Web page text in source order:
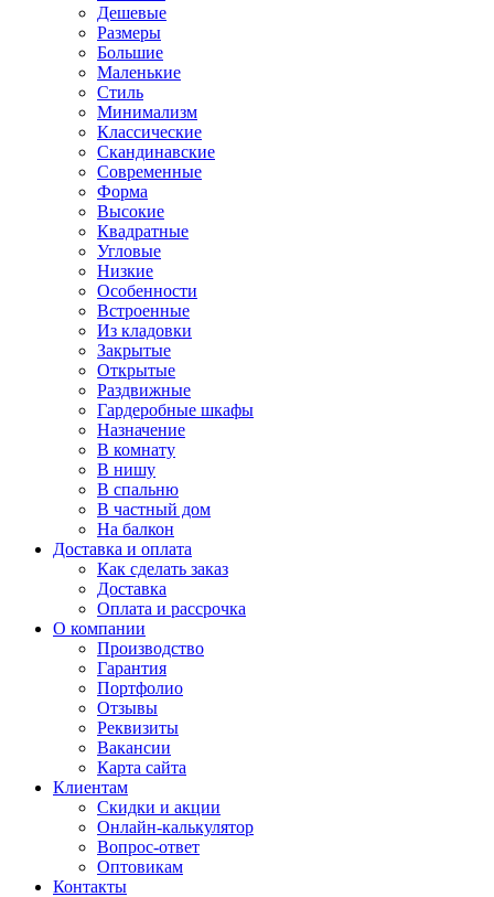
Дешевые
Размеры
Большие
Маленькие
Стиль
Минимализм
Классические
Скандинавские
Современные
Форма
Высокие
Квадратные
Угловые
Низкие
Особенности
Встроенные
Из кладовки
Закрытые
Открытые
Раздвижные
Гардеробные шкафы
Назначение
В комнату
В нишу
В спальню
В частный дом
На балкон
Доставка и оплата
Как сделать заказ
Доставка
Оплата и рассрочка
О компании
Производство
Гарантия
Портфолио
Отзывы
Реквизиты
Вакансии
Карта сайта
Клиентам
Скидки и акции
Онлайн-калькулятор
Вопрос-ответ
Оптовикам
Контакты